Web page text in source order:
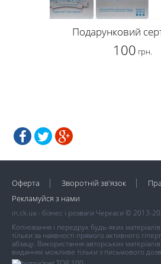
Подарунковий
100 грн.
Оферта Зворотній зв'язок
Рекламуйся з нами
in.ck.ua - бізнес і розваги Черкаси © 2013-
Копіювання і передрук будь-яких
тільки за наявності прямого активного
абзацу. Використання авторських
виданнях можливе тільки з письмового